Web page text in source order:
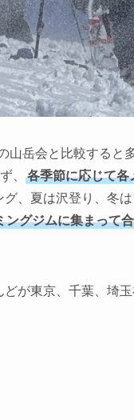
山岳会と比較すると
、
各季節に応じて各
、夏は沢登り、冬
ングジムに集まって
が東京、千葉、埼玉